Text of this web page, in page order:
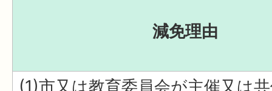
減免理由
(1)市又は教育委員会が主催又は